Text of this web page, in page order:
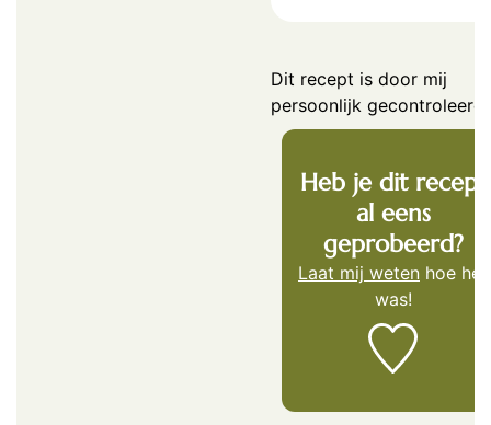
Dit recept is door mij
persoonlijk gecontroleerd.
Heb je dit recept
al eens
geprobeerd?
Laat mij weten hoe het
was!